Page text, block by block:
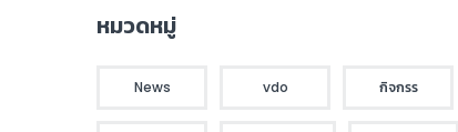
หมวดหมู่
News vdo กิจกรร